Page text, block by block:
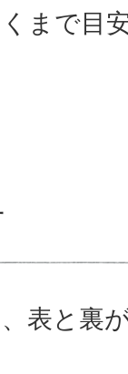
まで目
表と裏